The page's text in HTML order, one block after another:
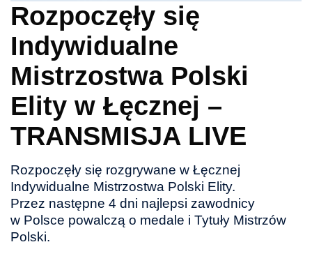
Rozpoczęły się
Indywidualne
Mistrzostwa Polski
Elity w Łęcznej –
TRANSMISJA LIVE
Rozpoczęły się rozgrywane w Łęcznej
Indywidualne Mistrzostwa Polski Elity.
Przez następne 4 dni najlepsi zawodnicy
w Polsce powalczą o medale i Tytuły Mistrzów
Polski.